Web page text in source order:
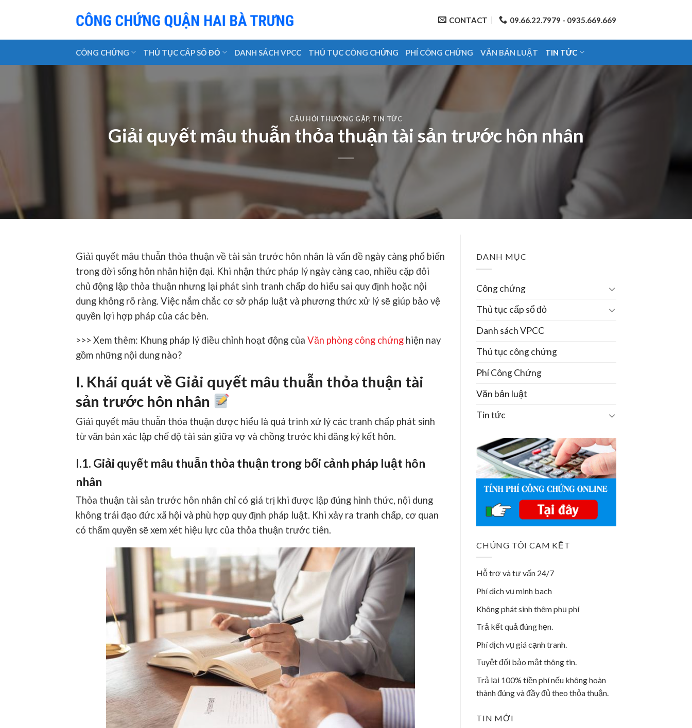
CONTACT 09.66.22.7979 - 0935.669.669
CÔNG CHỨNG THỦ TỤC CẤP SỔ ĐỎ DANH SÁCH VPCC THỦ TỤC CÔNG CHỨNG PHÍ CÔNG CHỨNG VĂN BẢN LUẬT TIN TỨC
CÂU HỎI THƯỜNG GẶP, TIN TỨC
Giải quyết mâu thuẫn thỏa thuận tài sản trước hôn nhân
Giải quyết mâu thuẫn thỏa thuận về tài sản trước hôn nhân là vấn đề ngày càng phổ biến
trong đời sống hôn nhân hiện đại. Khi nhận thức pháp lý ngày càng cao, nhiều cặp đôi
chủ động lập thỏa thuận nhưng lại phát sinh tranh chấp do hiểu sai quy định hoặc nội
dung không rõ ràng. Việc nắm chắc cơ sở pháp luật và phương thức xử lý sẽ giúp bảo vệ
quyền lợi hợp pháp của các bên.
>>> Xem thêm: Khung pháp lý điều chỉnh hoạt động của Văn phòng công chứng hiện nay
gồm những nội dung nào?
I. Khái quát về Giải quyết mâu thuẫn thỏa thuận tài
sản trước hôn nhân
Giải quyết mâu thuẫn thỏa thuận được hiểu là quá trình xử lý các tranh chấp phát sinh
từ văn bản xác lập chế độ tài sản giữa vợ và chồng trước khi đăng ký kết hôn.
I.1. Giải quyết mâu thuẫn thỏa thuận trong bối cảnh pháp luật hôn
nhân
Thỏa thuận tài sản trước hôn nhân chỉ có giá trị khi được lập đúng hình thức, nội dung
không trái đạo đức xã hội và phù hợp quy định pháp luật. Khi xảy ra tranh chấp, cơ quan
có thẩm quyền sẽ xem xét hiệu lực của thỏa thuận trước tiên.
DANH MỤC
Công chứng
Thủ tục cấp sổ đỏ
Danh sách VPCC
Thủ tục công chứng
Phí Công Chứng
Văn bản luật
Tin tức
CHÚNG TÔI CAM KẾT
Hỗ trợ và tư vấn 24/7
Phí dịch vụ minh bach
Không phát sinh thêm phụ phí
Trả kết quả đúng hẹn.
Phí dịch vụ giá cạnh tranh.
Tuyệt đối bảo mật thông tin.
Trả lại 100% tiền phí nếu không hoàn
thành đúng và đầy đủ theo thỏa thuận.
TIN MỚI